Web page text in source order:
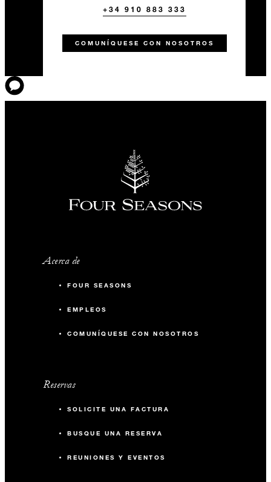
+34 910 883 333
COMUNÍQUESE CON NOSOTROS
Acerca de
FOUR SEASONS
EMPLEOS
COMUNÍQUESE CON NOSOTROS
Reservas
SOLICITE UNA FACTURA
BUSQUE UNA RESERVA
REUNIONES Y EVENTOS